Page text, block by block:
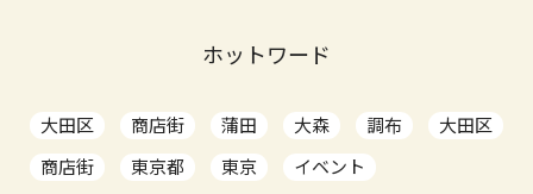
ホットワード
大田区 商店街 蒲田 大森 調布
大田区
商店街
東京都 東京
イベント